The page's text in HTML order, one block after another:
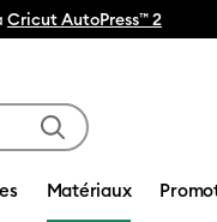
Cricut AutoPress™ 2
Matériaux